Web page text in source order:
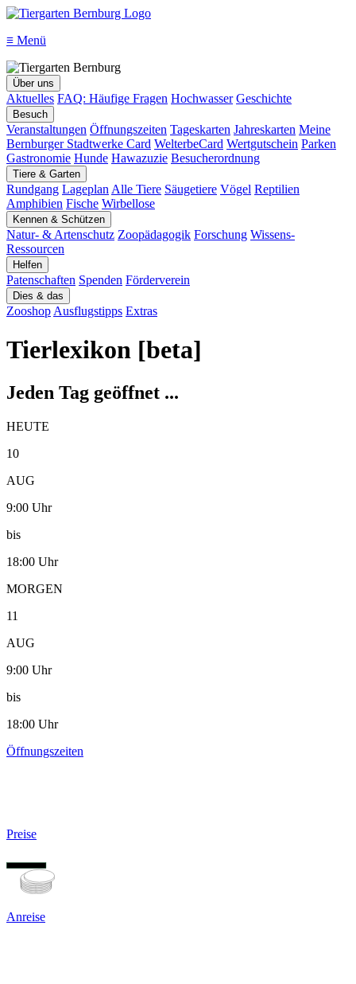
≡ Menü
Über uns
Aktuelles FAQ: Häufige Fragen Hochwasser Geschichte
Besuch
Veranstaltungen Öffnungszeiten Tageskarten Jahreskarten Meine
Bernburger Stadtwerke Card WelterbeCard Wertgutschein Parken
Gastronomie Hunde Hawazuzie Besucherordnung
Tiere & Garten
Rundgang Lageplan Alle Tiere Säugetiere Vögel Reptilien
Amphibien Fische Wirbellose
Kennen & Schützen
Natur- & Artenschutz Zoopädagogik Forschung Wissens-
Ressourcen
Helfen
Patenschaften Spenden Förderverein
Dies & das
Zooshop Ausflugstipps Extras
Tierlexikon [beta]
Jeden Tag geöffnet ...
HEUTE
10
AUG
9:00 Uhr
bis
18:00 Uhr
MORGEN
11
AUG
9:00 Uhr
bis
18:00 Uhr
Öffnungszeiten
Preise
Anreise